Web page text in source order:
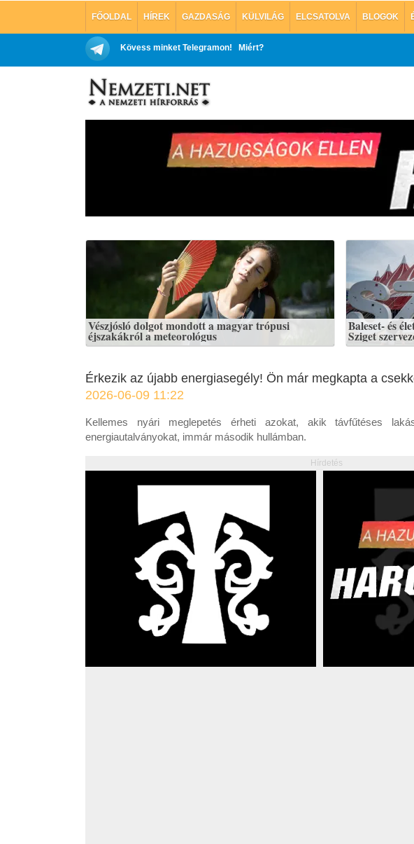
FŐOLDAL HÍREK GAZDASÁG KÜLVILÁG ELCSATOLVA BLOGOK
Kövess minket Telegramon! Miért?
Vészjósló dolgot mondott a magyar trópusi
éjszakákról a meteorológus
Baleset- és
Sziget
Érkezik az újabb energiasegély! Ön már megkapta a
2026-06-09 11:22
Kellemes nyári meglepetés érheti azokat, akik távfűtéses
energiautalványokat, immár második hullámban.
Hírdetés